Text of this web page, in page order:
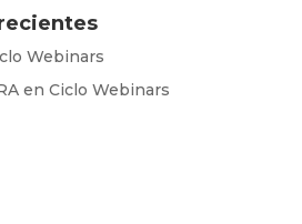
Webinars
en Ciclo Webinars